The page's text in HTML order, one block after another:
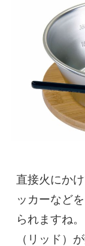
直接火にか
ッカーなど
られますね
（リッド）